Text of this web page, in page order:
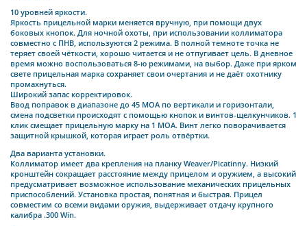
10 уровней яркости.
Яркость прицельной марки меняется вручную, при помощи двух
боковых кнопок. Для ночной охоты, при использовании коллиматора
совместно с ПНВ, используются 2 режима. В полной темноте точка не
теряет своей чёткости, хорошо читается и не отпугивает цель. В дневное
время можно воспользоваться 8-ю режимами, на выбор. Даже при ярком
свете прицельная марка сохраняет свои очертания и не даёт охотнику
промахнуться.
Широкий запас корректировок.
Ввод поправок в диапазоне до 45 МОА по вертикали и горизонтали,
смена подсветки происходят с помощью кнопок и винтов-щелкунчиков. 1
клик смещает прицельную марку на 1 МОА. Винт легко поворачивается
защитной крышкой, которая играет роль отвёртки.
Два варианта установки.
Коллиматор имеет два крепления на планку Weaver/Picatinny. Низкий
кронштейн сокращает расстояние между прицелом и оружием, а высокий
предусматривает возможное использование механических прицельных
приспособлений. Установка простая, понятная и быстрая. Прицел
совместим со всеми видами оружия, выдерживает отдачу крупного
калибра .300 Win.